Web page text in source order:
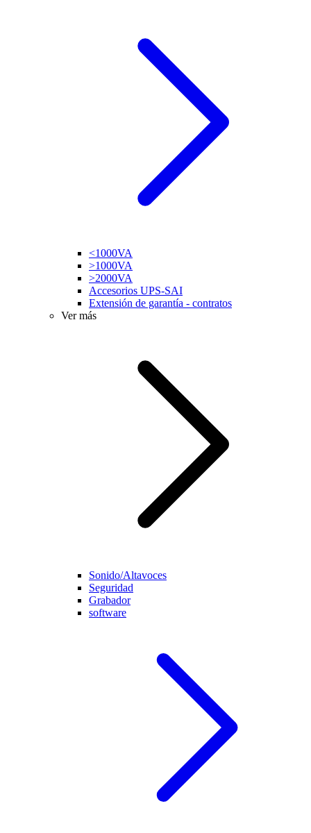
<1000VA
>1000VA
>2000VA
Accesorios UPS-SAI
Extensión de garantía - contratos
Ver más
Sonido/Altavoces
Seguridad
Grabador
software